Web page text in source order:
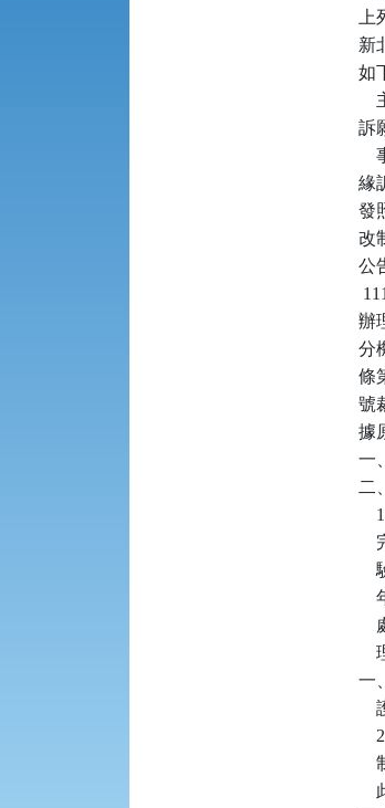
新
如
訴
緣
發
改
公
辦
分
條
號
據
一
二
一